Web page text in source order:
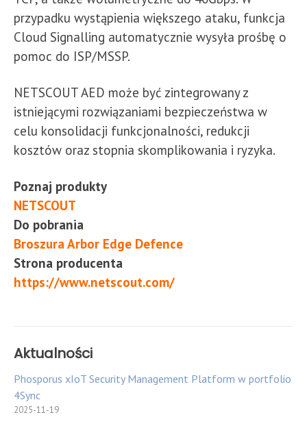
przypadku wystąpienia większego ataku, funkcja
Cloud Signalling automatycznie wysyła prośbę o
pomoc do ISP/MSSP.
NETSCOUT AED może być zintegrowany z
istniejącymi rozwiązaniami bezpieczeństwa w
celu konsolidacji funkcjonalności, redukcji
kosztów oraz stopnia skomplikowania i ryzyka.
Poznaj produkty
NETSCOUT
Do pobrania
Broszura Arbor Edge Defence
Strona producenta
https://www.netscout.com/
Aktualności
Phosporus xIoT Security Management Platform w portfolio
4Sync
2025-11-19